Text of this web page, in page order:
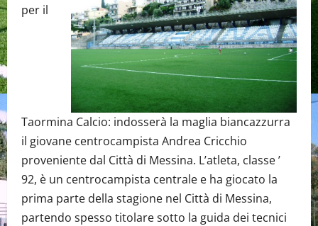
per il
Taormina Calcio: indosserà la maglia biancazzurra
il giovane centrocampista Andrea Cricchio
proveniente dal Città di Messina. L’atleta, classe ’
92, è un centrocampista centrale e ha giocato la
prima parte della stagione nel Città di Messina,
partendo spesso titolare sotto la guida dei tecnici